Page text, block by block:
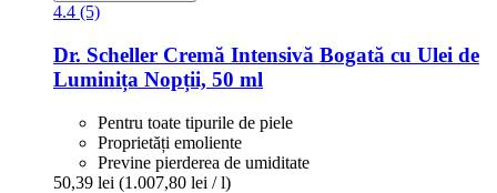
4.4 (5)
Dr. Scheller Cremă Intensivă Bogată cu Ulei de
Luminița Nopții, 50 ml
Pentru toate tipurile de piele
Proprietăți emoliente
Previne pierderea de umiditate
50,39 lei (1.007,80 lei / l)